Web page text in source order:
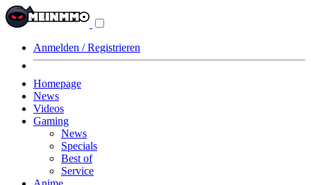
Anmelden / Registrieren
Homepage
News
Videos
Gaming
News
Specials
Best of
Service